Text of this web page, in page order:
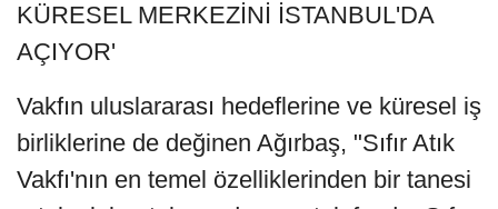
KÜRESEL MERKEZİNİ İSTANBUL'DA
AÇIYOR'
Vakfın uluslararası hedeflerine ve küresel iş
birliklerine de değinen Ağırbaş, "Sıfır Atık
Vakfı'nın en temel özelliklerinden bir tanesi